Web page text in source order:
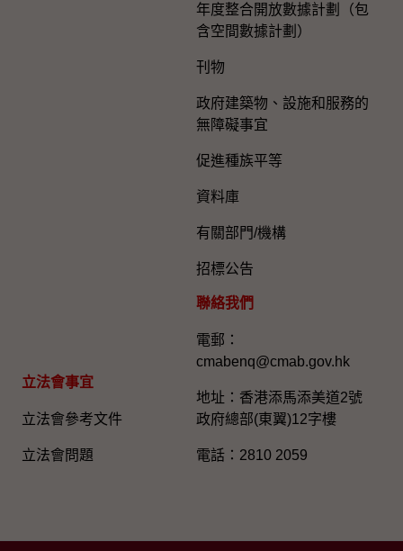
立法會事宜
立法會參考文件
立法會問題
年度整合開放數據計劃（包
含空間數據計劃）
刊物
政府建築物、設施和服務的
無障礙事宜
促進種族平等
資料庫
有關部門/機構
招標公告
聯絡我們
電郵：
cmabenq@cmab.gov.hk​
地址：香港添馬添美道2號
政府總部(東翼)12字樓
電話：2810 2059